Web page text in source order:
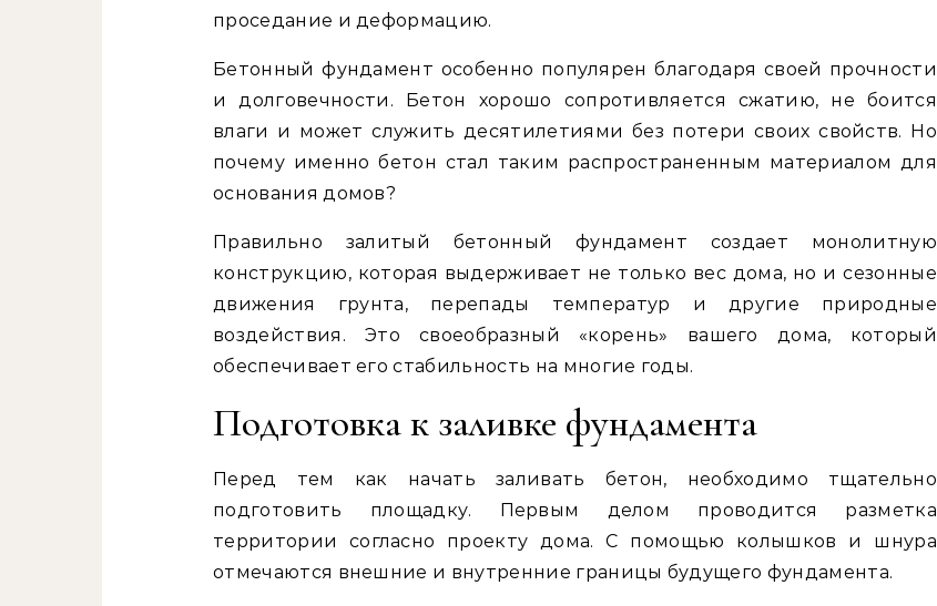
проседание и деформацию.
Бетонный фундамент особенно популярен благодаря своей прочности
и долговечности. Бетон хорошо сопротивляется сжатию, не боится
влаги и может служить десятилетиями без потери своих свойств. Но
почему именно бетон стал таким распространенным материалом для
основания домов?
Правильно залитый бетонный фундамент создает монолитную
конструкцию, которая выдерживает не только вес дома, но и сезонные
движения грунта, перепады температур и другие природные
воздействия. Это своеобразный «корень» вашего дома, который
обеспечивает его стабильность на многие годы.
Подготовка к заливке фундамента
Перед тем как начать заливать бетон, необходимо тщательно
подготовить площадку. Первым делом проводится разметка
территории согласно проекту дома. С помощью колышков и шнура
отмечаются внешние и внутренние границы будущего фундамента.